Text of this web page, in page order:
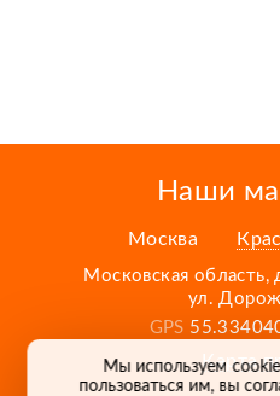
Наши
Москва
Московская
ул.
GPS
Карта
Мы используем
пользоваться им, вы